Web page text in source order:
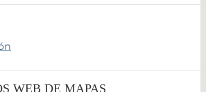
WEB DE MAPAS